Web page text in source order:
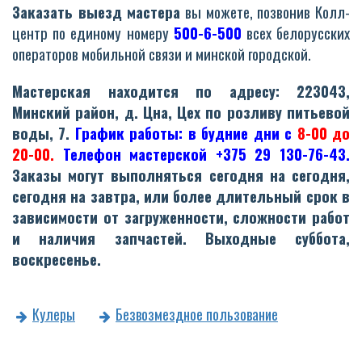
Заказать выезд мастера вы можете, позвонив Колл-
центр по единому номеру 500-6-500 всех белорусских
операторов мобильной связи и минской городской.
Мастерская находится по адресу: 223043,
Минский район, д. Цна, Цех по розливу питьевой
воды, 7. График работы: в будние дни с 8-00 до
20-00. Телефон мастерской +375 29 130-76-43.
Заказы могут выполняться сегодня на сегодня,
сегодня на завтра, или более длительный срок в
зависимости от загруженности, сложности работ
и наличия запчастей. Выходные суббота,
воскресенье.
Кулеры
Безвозмездное пользование